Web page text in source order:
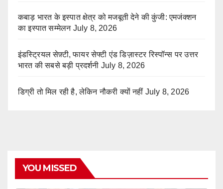
कबाड़ भारत के इस्पात क्षेत्र को मजबूती देने की कुंजी: एमजंक्शन
का इस्पात सम्मेलन July 8, 2026
इंडस्ट्रियल सेफ़्टी, फायर सेफ्टी एंड डिज़ास्टर रिस्पॉन्स पर उत्तर
भारत की सबसे बड़ी प्रदर्शनी July 8, 2026
डिग्री तो मिल रही है, लेकिन नौकरी क्यों नहीं July 8, 2026
YOU MISSED